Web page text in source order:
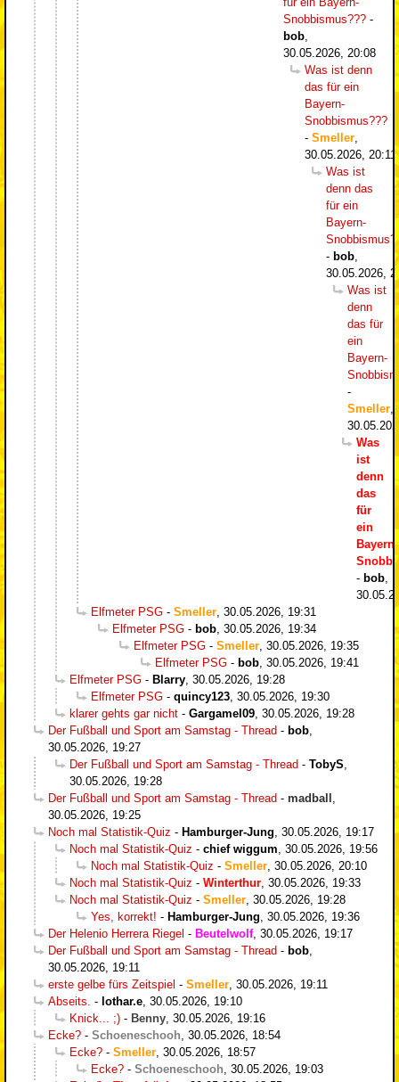
Snobbismus??? -
bob
30.05.2026, 20:08
Was ist denn
das für ein
Bayern-
Snobbismus???
- Smeller
30.05.2026, 20:11
Was ist
denn das
für ein
Bayern-
- bob
30.05.2026,
Was ist
denn
das für
ein
Bayern-
-
Smeller
Was
ist
denn
das
für
ein
Bayern-
- bob
Elfmeter PSG - Smeller 30.05.2026, 19:31
Elfmeter PSG - bob 30.05.2026, 19:34
Elfmeter PSG - Smeller 30.05.2026, 19:35
Elfmeter PSG - bob 30.05.2026, 19:41
Elfmeter PSG - Blarry 30.05.2026, 19:28
Elfmeter PSG - quincy123 30.05.2026, 19:30
klarer gehts gar nicht - Gargamel09 30.05.2026, 19:28
Der Fußball und Sport am Samstag - Thread - bob
30.05.2026, 19:27
Der Fußball und Sport am Samstag - Thread - TobyS
30.05.2026, 19:28
Der Fußball und Sport am Samstag - Thread - madball
30.05.2026, 19:25
Noch mal Statistik-Quiz - Hamburger-Jung 30.05.2026, 19:17
Noch mal Statistik-Quiz - chief wiggum 30.05.2026, 19:56
Noch mal Statistik-Quiz - Smeller 30.05.2026, 20:10
Noch mal Statistik-Quiz - Winterthur 30.05.2026, 19:33
Noch mal Statistik-Quiz - Smeller 30.05.2026, 19:28
Yes, korrekt! - Hamburger-Jung 30.05.2026, 19:36
Der Helenio Herrera Riegel - Beutelwolf, 30.05.2026, 19:17
Der Fußball und Sport am Samstag - Thread - bob
30.05.2026, 19:11
erste gelbe fürs Zeitspiel - Smeller 30.05.2026, 19:11
Abseits. - lothar.e 30.05.2026, 19:10
Knick... ;) - Benny 30.05.2026, 19:16
Ecke? - Schoeneschooh 30.05.2026, 18:54
Ecke? - Smeller 30.05.2026, 18:57
Ecke? - Schoeneschooh 30.05.2026, 19:03